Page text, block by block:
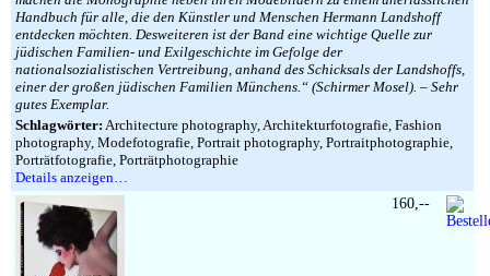
Handbuch für alle, die den Künstler und Menschen Hermann Landshoff
entdecken möchten. Desweiteren ist der Band eine wichtige Quelle zur
jüdischen Familien- und Exilgeschichte im Gefolge der
nationalsozialistischen Vertreibung, anhand des Schicksals der Landshoffs,
einer der großen jüdischen Familien Münchens.“ (Schirmer Mosel). – Sehr
gutes Exemplar.
Schlagwörter: Architecture photography, Architekturfotografie, Fashion
photography, Modefotografie, Portrait photography, Portraitphotographie,
Porträtfotografie, Porträtphotographie
Details anzeigen…
160,--